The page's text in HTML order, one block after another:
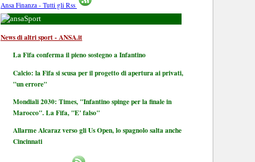
Ansa Finanza - Tutti gli Rss
Sport
News di altri sport - ANSA.it
La Fifa conferma il pieno sostegno a Infantino
Calcio: la Fifa si scusa per il progetto di apertura ai privati,
"un errore"
Mondiali 2030: Times, "Infantino spinge per la finale in
Marocco". La Fifa, "E' falso"
Allarme Alcaraz verso gli Us Open, lo spagnolo salta anche
Cincinnati